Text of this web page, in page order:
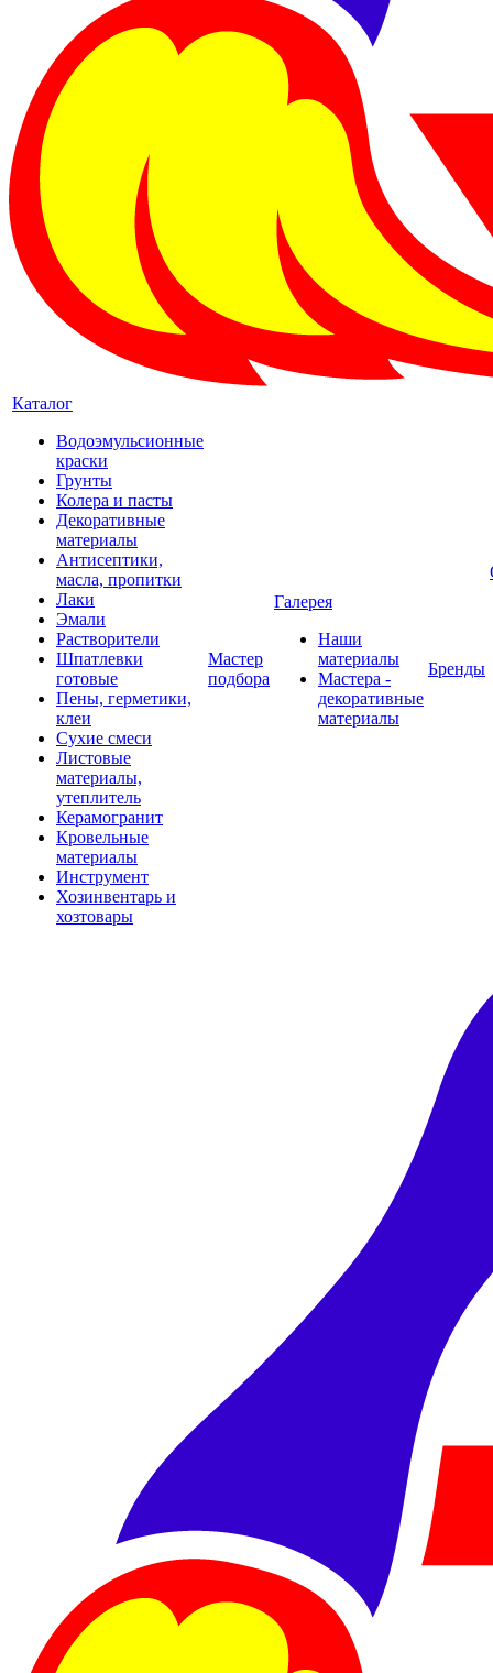
Каталог
Водоэмульсионные
краски
Грунты
Колера и пасты
Декоративные
материалы
Антисептики,
масла, пропитки
Лаки
Эмали
Растворители
Шпатлевки
готовые
Пены, герметики,
клеи
Сухие смеси
Листовые
материалы,
утеплитель
Керамогранит
Кровельные
материалы
Инструмент
Хозинвентарь и
хозтовары
Мастер
подбора
Галерея
Наши
материалы
Мастера -
декоративные
материалы
Бренды